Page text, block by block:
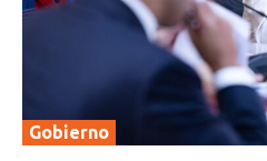
Gobierno